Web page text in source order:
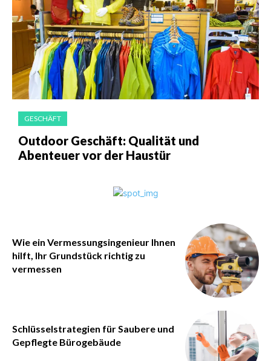
GESCHÄFT
Outdoor Geschäft: Qualität und
Abenteuer vor der Haustür
Wie ein Vermessungsingenieur Ihnen
hilft, Ihr Grundstück richtig zu
vermessen
Schlüsselstrategien für Saubere und
Gepflegte Bürogebäude